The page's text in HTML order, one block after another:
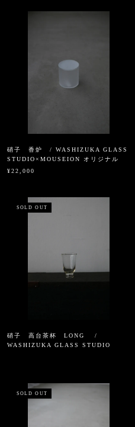
硝子 香炉 / WASHIZUKA GLASS
STUDIO×MOUSEION オリジナル
¥22,000
SOLD OUT
硝子 高台茶杯 LONG /
WASHIZUKA GLASS STUDIO
SOLD OUT